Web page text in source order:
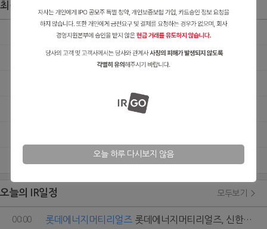
최신 IPO IR자료
케이앤에스아이앤씨 [IPO] 케이앤에스아이앤씨 IR BOOK
래블업 래블업, 올해 최단기간 코스닥 상장예비심사 승인
인제니아테라퓨틱스 [IPO] 인제니아테라퓨틱스 IR BOOK
오늘의 IR일정 모두보기
00:00 롯데에너지머티리얼즈 롯데에너지머티리얼즈, 신한투자증권 NDR
오늘 하루 다시보지 않음